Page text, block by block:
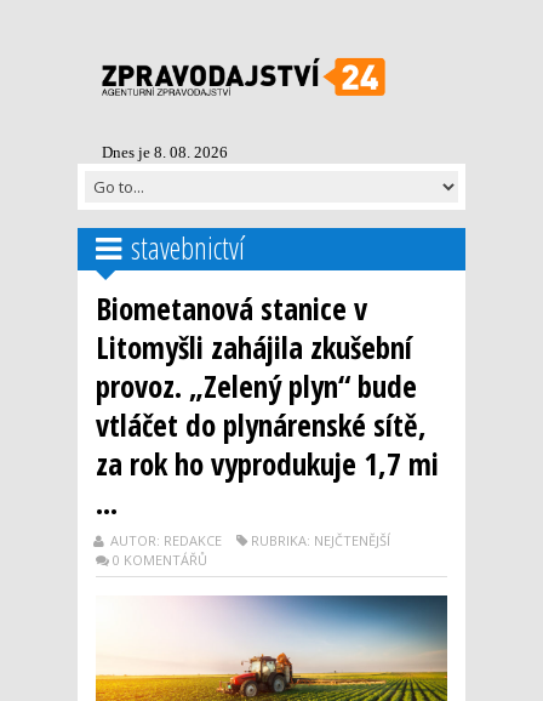
Dnes je 8. 08. 2026
stavebnictví
Biometanová stanice v
Litomyšli zahájila zkušební
provoz. „Zelený plyn“ bude
vtláčet do plynárenské sítě,
za rok ho vyprodukuje 1,7 mi
...
AUTOR: REDAKCE
RUBRIKA: NEJČTENĚJŠÍ
0 KOMENTÁŘŮ